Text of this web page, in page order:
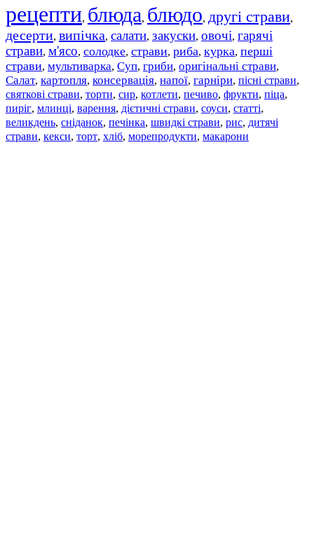
рецепти, блюда, блюдо, другі страви,
десерти, випічка, салати, закуски, овочі, гарячі
страви, м'ясо, солодке, страви, риба, курка, перші
страви, мультиварка, Суп, гриби, оригінальні страви,
Салат, картопля, консервація, напої, гарніри, пісні страви,
святкові страви, торти, сир, котлети, печиво, фрукти, піца,
пиріг, млинці, варення, дієтичні страви, соуси, статті,
великдень, сніданок, печінка, швидкі страви, рис, дитячі
страви, кекси, торт, хліб, морепродукти, макарони